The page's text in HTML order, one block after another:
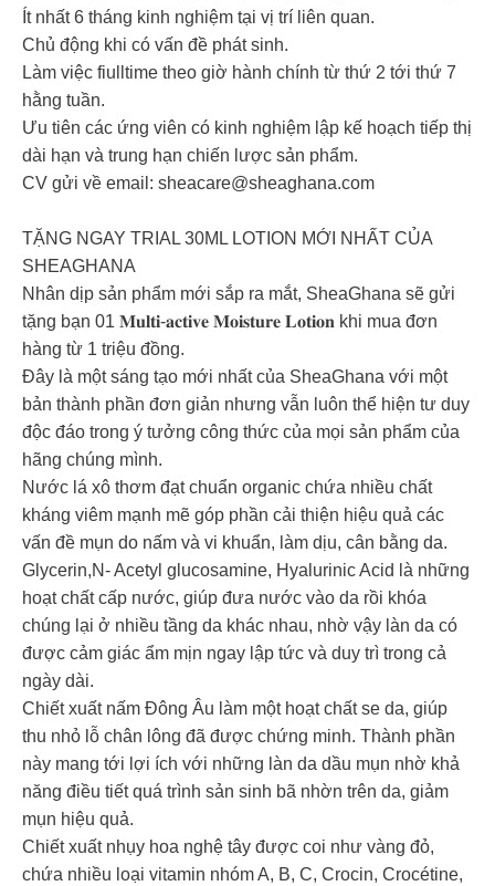
Ít nhất 6 tháng kinh nghiệm tại vị trí liên quan.
Chủ động khi có vấn đề phát sinh.
Làm việc fiulltime theo giờ hành chính từ thứ 2 tới thứ 7
hằng tuần.
Ưu tiên các ứng viên có kinh nghiệm lập kế hoạch tiếp thị
dài hạn và trung hạn chiến lược sản phẩm.
CV gửi về email: sheacare@sheaghana.com
TẶNG NGAY TRIAL 30ML LOTION MỚI NHẤT CỦA
SHEAGHANA
Nhân dịp sản phẩm mới sắp ra mắt, SheaGhana sẽ gửi
tặng bạn 01 𝐌𝐮𝐥𝐭𝐢-𝐚𝐜𝐭𝐢𝐯𝐞 𝐌𝐨𝐢𝐬𝐭𝐮𝐫𝐞 𝐋𝐨𝐭𝐢𝐨𝐧 khi mua đơn
hàng từ 1 triệu đồng.
Đây là một sáng tạo mới nhất của SheaGhana với một
bản thành phần đơn giản nhưng vẫn luôn thể hiện tư duy
độc đáo trong ý tưởng công thức của mọi sản phẩm của
hãng chúng mình.
Nước lá xô thơm đạt chuẩn organic chứa nhiều chất
kháng viêm mạnh mẽ góp phần cải thiện hiệu quả các
vấn đề mụn do nấm và vi khuẩn, làm dịu, cân bằng da.
Glycerin,N- Acetyl glucosamine, Hyalurinic Acid là những
hoạt chất cấp nước, giúp đưa nước vào da rồi khóa
chúng lại ở nhiều tầng da khác nhau, nhờ vậy làn da có
được cảm giác ẩm mịn ngay lập tức và duy trì trong cả
ngày dài.
Chiết xuất nấm Đông Âu làm một hoạt chất se da, giúp
thu nhỏ lỗ chân lông đã được chứng minh. Thành phần
này mang tới lợi ích với những làn da dầu mụn nhờ khả
năng điều tiết quá trình sản sinh bã nhờn trên da, giảm
mụn hiệu quả.
Chiết xuất nhụy hoa nghệ tây được coi như vàng đỏ,
chứa nhiều loại vitamin nhóm A, B, C, Crocin, Crocétine,